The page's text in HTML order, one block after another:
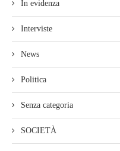
In evidenza
Interviste
News
Politica
Senza categoria
SOCIETÀ